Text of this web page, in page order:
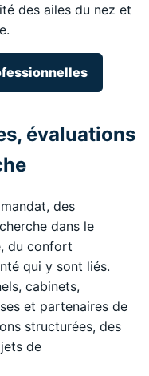
des ailes du nez et
évaluations
des
dans le
du confort
qui y sont liés.
cabinets,
et partenaires de
structurées, des
de